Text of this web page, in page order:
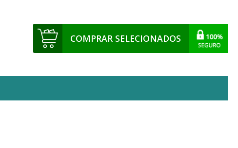
COMPRAR SELECIONADOS